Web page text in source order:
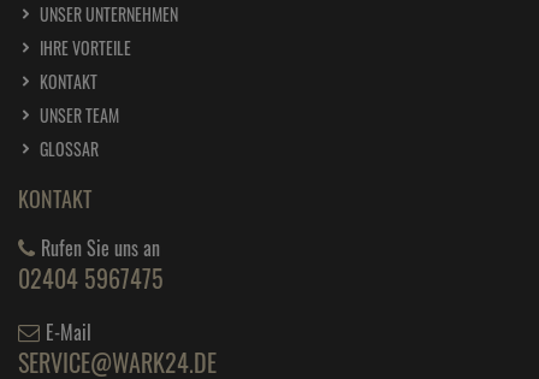
UNSER UNTERNEHMEN
IHRE VORTEILE
KONTAKT
UNSER TEAM
GLOSSAR
KONTAKT
Rufen Sie uns an
02404 5967475
E-Mail
SERVICE@WARK24.DE